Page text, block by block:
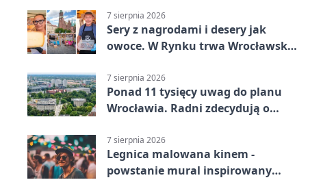
7 sierpnia 2026
Sery z nagrodami i desery jak
owoce. W Rynku trwa Wrocławska
7 sierpnia 2026
Ponad 11 tysięcy uwag do planu
Wrocławia. Radni zdecydują o
7 sierpnia 2026
Legnica malowana kinem -
powstanie mural inspirowany